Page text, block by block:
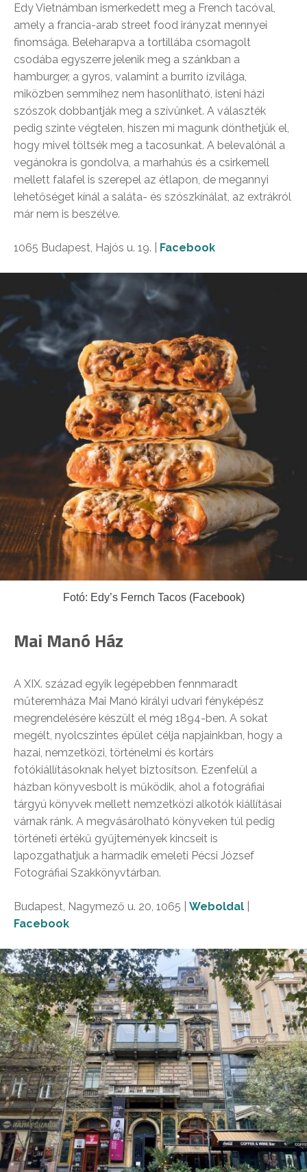
Edy Vietnámban ismerkedett meg a French tacóval,
amely a francia-arab street food irányzat mennyei
finomsága. Beleharapva a tortillába csomagolt
csodába egyszerre jelenik meg a szánkban a
hamburger, a gyros, valamint a burrito ízvilága,
miközben semmihez nem hasonlítható, isteni házi
szószok dobbantják meg a szívünket. A választék
pedig szinte végtelen, hiszen mi magunk dönthetjük el,
hogy mivel töltsék meg a tacosunkat. A belevalónál a
vegánokra is gondolva, a marhahús és a csirkemell
mellett falafel is szerepel az étlapon, de megannyi
lehetőséget kínál a saláta- és szószkínálat, az extrákról
már nem is beszélve.
1065 Budapest, Hajós u. 19. Facebook
Fotó: Edy’s Fernch Tacos (Facebook)
Mai Manó Ház
A XIX. század egyik legépebben fennmaradt
műteremháza Mai Manó királyi udvari fényképész
megrendelésére készült el még 1894-ben. A sokat
megélt, nyolcszintes épület célja napjainkban, hogy a
hazai, nemzetközi, történelmi és kortárs
fotókiállításoknak helyet biztosítson. Ezenfelül a
házban könyvesbolt is működik, ahol a fotográfiai
tárgyú könyvek mellett nemzetközi alkotók kiállításai
várnak ránk. A megvásárolható könyveken túl pedig
történeti értékű gyűjtemények kincseit is
lapozgathatjuk a harmadik emeleti Pécsi József
Fotográfiai Szakkönyvtárban.
Budapest, Nagymező u. 20, 1065 | Weboldal
Facebook